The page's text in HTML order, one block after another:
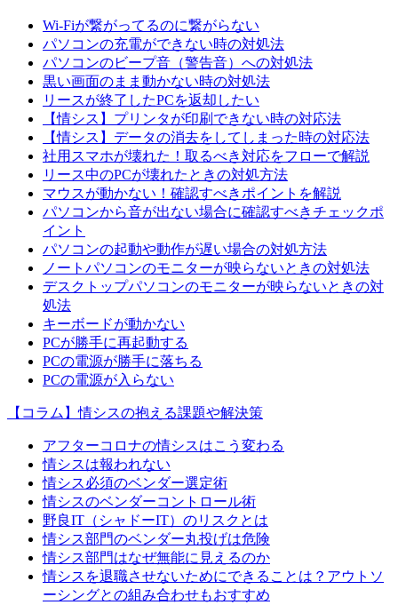
Wi-Fiが繋がってるのに繋がらない
パソコンの充電ができない時の対処法
パソコンのビープ音（警告音）への対処法
黒い画面のまま動かない時の対処法
リースが終了したPCを返却したい
【情シス】プリンタが印刷できない時の対応法
【情シス】データの消去をしてしまった時の対応法
社用スマホが壊れた！取るべき対応をフローで解説
リース中のPCが壊れたときの対処方法
マウスが動かない！確認すべきポイントを解説
パソコンから音が出ない場合に確認すべきチェックポ
イント
パソコンの起動や動作が遅い場合の対処方法
ノートパソコンのモニターが映らないときの対処法
デスクトップパソコンのモニターが映らないときの対
処法
キーボードが動かない
PCが勝手に再起動する
PCの電源が勝手に落ちる
PCの電源が入らない
【コラム】情シスの抱える課題や解決策
アフターコロナの情シスはこう変わる
情シスは報われない
情シス必須のベンダー選定術
情シスのベンダーコントロール術
野良IT（シャドーIT）のリスクとは
情シス部門のベンダー丸投げは危険
情シス部門はなぜ無能に見えるのか
情シスを退職させないためにできることは？アウトソ
ーシングとの組み合わせもおすすめ